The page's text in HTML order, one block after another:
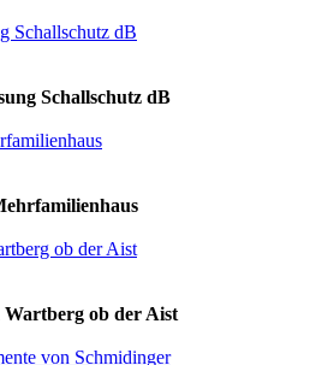
Schallschutz dB
Wartberg ob der Aist